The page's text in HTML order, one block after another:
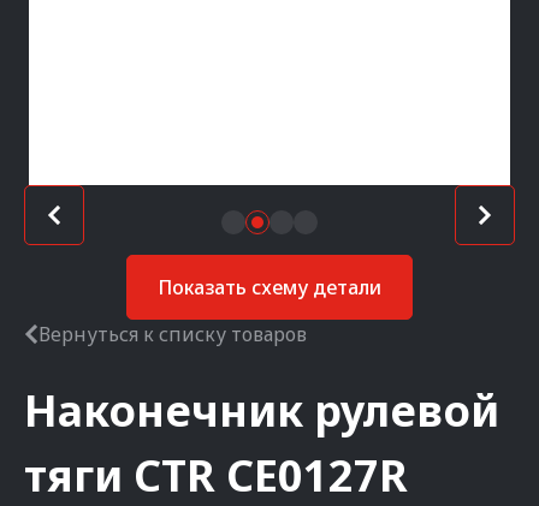
Показать схему детали
Вернуться к списку товаров
Наконечник рулевой
тяги CTR CE0127R